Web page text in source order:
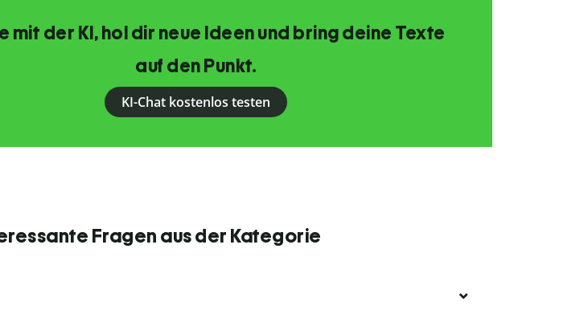
mit der KI, hol dir neue Ideen und bring deine Texte
auf den Punkt.
KI-Chat kostenlos testen
Fragen aus der Kategorie